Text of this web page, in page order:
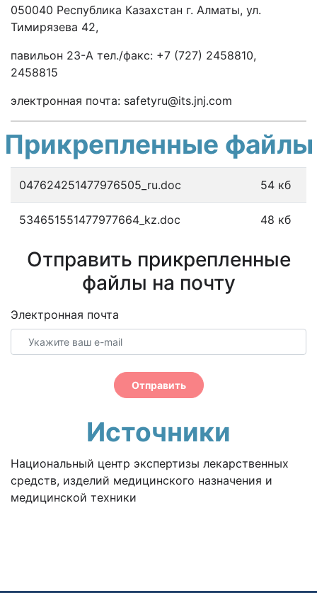
050040 Республика Казахстан г. Алматы, ул.
Тимирязева 42,
павильон 23-А тел./факс: +7 (727) 2458810,
2458815
электронная почта: safetyru@its.jnj.com
Прикрепленные файлы
047624251477976505_ru.doc 54 кб
534651551477977664_kz.doc 48 кб
Отправить прикрепленные
файлы на почту
Электронная почта
Отправить
Источники
Национальный центр экспертизы лекарственных
средств, изделий медицинского назначения и
медицинской техники